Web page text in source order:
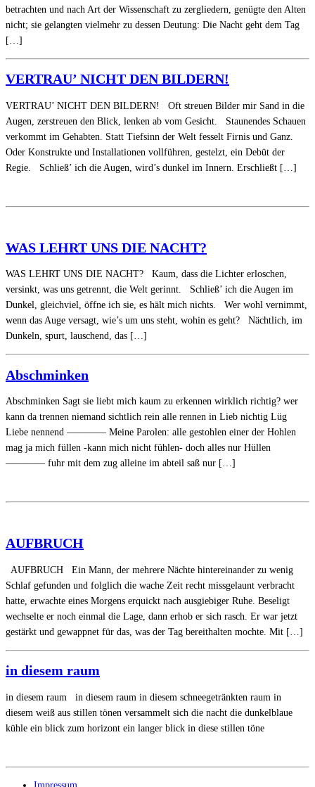
betrachten und nach Art der Wissenschaft zu zergliedern, genügte den Alten
nicht; sie gelangten vielmehr zu dessen Deutung: Die Nacht geht dem Tag
[…]
VERTRAU’ NICHT DEN BILDERN!
VERTRAU’ NICHT DEN BILDERN! Oft streuen Bilder mir Sand in die
Augen, zerstreuen den Blick, lenken ab vom Gesicht. Staunendes Schauen
verkommt im Gehabten. Statt Tiefsinn der Welt fesselt Firnis und Ganz.
Oder Konstrukte und Installationen vollführen, gestelzt, ein Debüt der
Regie. Schließ’ ich die Augen, wird’s dunkel im Innern. Erschließt […]
WAS LEHRT UNS DIE NACHT?
WAS LEHRT UNS DIE NACHT? Kaum, dass die Lichter erloschen,
versinkt, was uns getrennt, die Welt gerinnt. Schließ’ ich die Augen im
Dunkel, gleichviel, öffne ich sie, es hält mich nichts. Wer wohl vernimmt,
wenn das Auge versagt, wie’s um uns steht, wohin es geht? Nächtlich, im
Dunkeln, spurt, lauschend, das […]
Abschminken
Abschminken Sagt sie liebt mich kaum zu erkennen wirklich richtig? wer
kann da trennen niemand sichtlich rein alle rennen in Lieb nichtig Lüg
Liebe nennend ———— Meine Parolen: alle gestohlen einer der Hohlen
mag ja mich füllen -kann mich nicht fühlen- doch alles nur Hüllen
———— fuhr mit dem zug alleine im abteil saß nur […]
AUFBRUCH
AUFBRUCH Ein Mann, der mehrere Nächte hintereinander zu wenig
Schlaf gefunden und folglich die wache Zeit recht missgelaunt verbracht
hatte, erwachte eines Morgens erquickt nach ausgiebiger Ruhe. Beseligt
wechselte er noch einmal die Lage, dann erhob er sich rasch. Er war jetzt
gestärkt und gewappnet für das, was der Tag bereithalten mochte. Mit […]
in diesem raum
in diesem raum in diesem raum in diesem schneegetränkten raum in
diesem weiß aus stillen tönen versammelt sich die nacht die dunkelblaue
kühle ein blick zum horizont ein langer blick in diese stillen töne